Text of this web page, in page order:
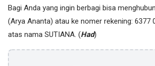
Bagi Anda yang ingin berbagi bisa
(Arya Ananta) atau ke nomer rekening: 6377
atas nama SUTIANA. (Had)